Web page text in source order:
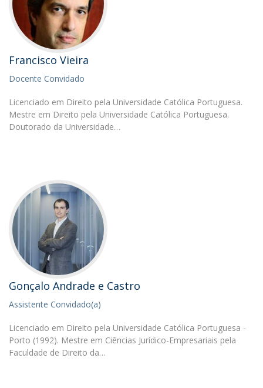
Francisco Vieira
Docente Convidado
Licenciado em Direito pela Universidade Católica Portuguesa.
Mestre em Direito pela Universidade Católica Portuguesa.
Doutorado da Universidade…
Gonçalo Andrade e Castro
Assistente Convidado(a)
Licenciado em Direito pela Universidade Católica Portuguesa -
Porto (1992). Mestre em Ciências Jurídico-Empresariais pela
Faculdade de Direito da…